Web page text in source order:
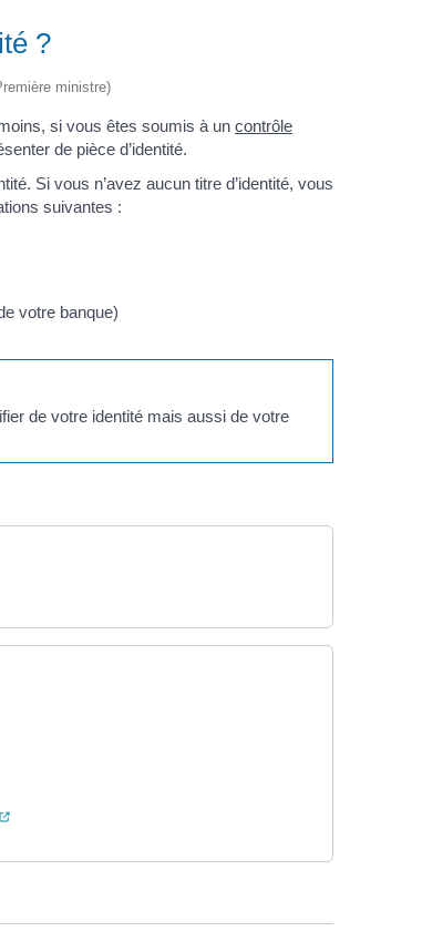
?
ministre)
si vous êtes soumis à un contrôle
de pièce d’identité.
Si vous n’avez aucun titre d’identité, vous
suivantes :
votre banque)
de votre identité mais aussi de votre
(ouverture dans un nouvel onglet)